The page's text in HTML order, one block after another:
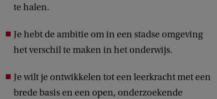
v
o
r
te halen.
Je hebt de ambitie om in een stadse omgeving
het verschil te maken in het onderwijs.
Je wilt je ontwikkelen tot een leerkracht met een
brede basis en een open, onderzoekende